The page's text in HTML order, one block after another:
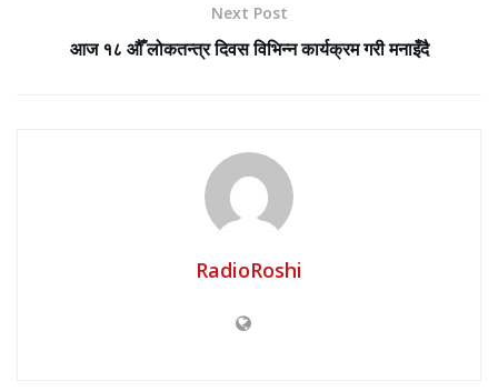
Next Post
आज १८ औँ लोकतन्त्र दिवस विभिन्न कार्यक्रम गरी मनाइँदै
RadioRoshi